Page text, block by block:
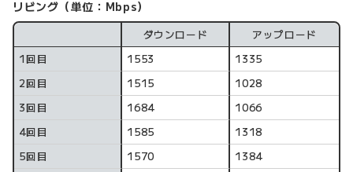
リビング（単位：Mbps）
ダウンロード
アップロード
1回目
1553
1335
2回目
1515
1028
3回目
1684
1066
4回目
1585
1318
5回目
1570
1384